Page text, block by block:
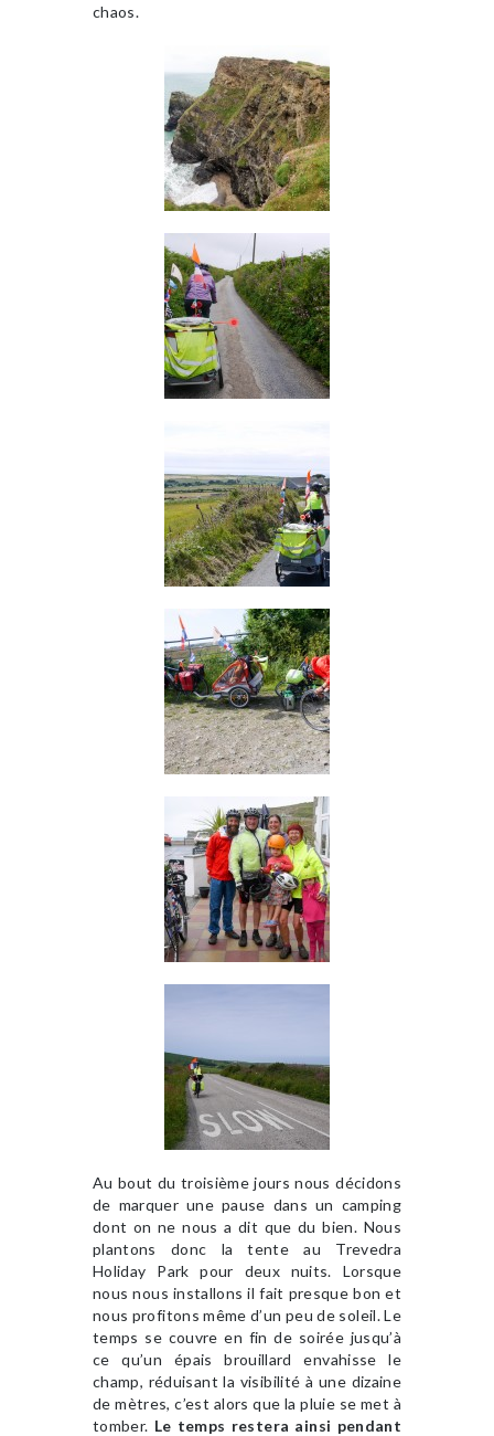
chaos.
Au bout du troisième jours nous décidons
de marquer une pause dans un camping
dont on ne nous a dit que du bien. Nous
plantons donc la tente au Trevedra
Holiday Park pour deux nuits. Lorsque
nous nous installons il fait presque bon et
nous profitons même d’un peu de soleil. Le
temps se couvre en fin de soirée jusqu’à
ce qu’un épais brouillard envahisse le
champ, réduisant la visibilité à une dizaine
de mètres, c’est alors que la pluie se met à
tomber. Le temps restera ainsi pendant